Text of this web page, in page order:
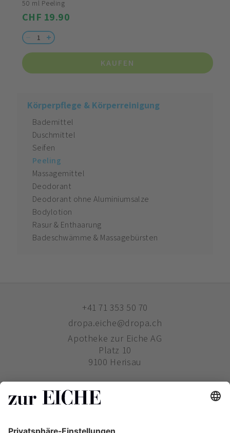
50 ml Peeling
CHF 19.90
KAUFEN
Körperpflege & Körperreinigung
Bademittel
Duschmittel
Seifen
Peeling
Massagemittel
Deodorant
Deodorant ohne Aluminiumsalze
Bodylotion
Rasur & Enthaarung
Badeschwämme & Massagebürsten
+41 71 353 50 70
dropa.eiche@dropa.ch
Apotheke zur Eiche AG
Platz 10
9100 Herisau
ZUR EICHE